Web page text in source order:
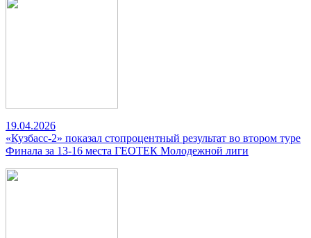
19.04.2026
«Кузбасс-2» показал стопроцентный результат во втором туре
Финала за 13-16 места ГЕОТЕК Молодежной лиги